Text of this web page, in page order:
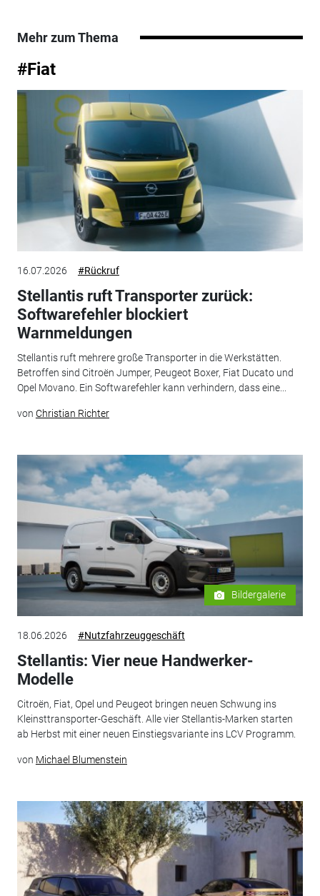
Mehr zum Thema
#Fiat
16.07.2026 #Rückruf
Stellantis ruft Transporter zurück:
Softwarefehler blockiert
Warnmeldungen
Stellantis ruft mehrere große Transporter in die Werkstätten.
Betroffen sind Citroën Jumper, Peugeot Boxer, Fiat Ducato und
Opel Movano. Ein Softwarefehler kann verhindern, dass eine...
von Christian Richter
Bildergalerie
18.06.2026 #Nutzfahrzeuggeschäft
Stellantis: Vier neue Handwerker-
Modelle
Citroën, Fiat, Opel und Peugeot bringen neuen Schwung ins
Kleinsttransporter-Geschäft. Alle vier Stellantis-Marken starten
ab Herbst mit einer neuen Einstiegsvariante ins LCV Programm.
von Michael Blumenstein